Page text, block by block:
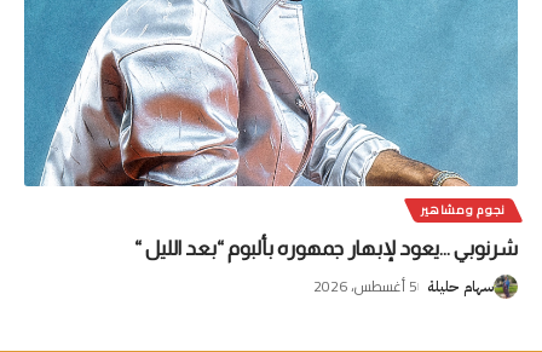
نجوم ومشاهير
شرنوبي …يعود لإبهار جمهوره بألبوم “بعد الليل “
سهام حليلة 5 أغسطس، 2026